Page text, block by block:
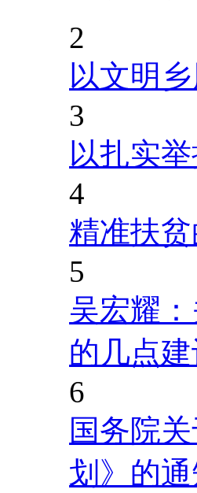
2
以文明
3
以扎实
4
精准扶
5
吴宏耀
的几点建
6
国务院
划》的通